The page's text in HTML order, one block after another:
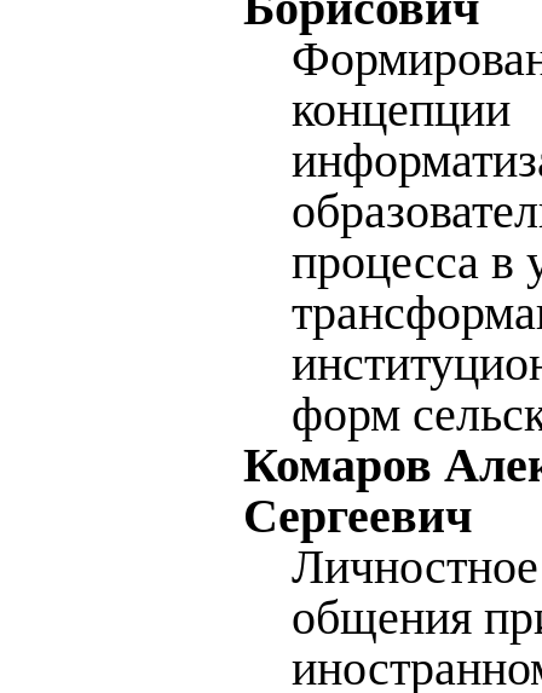
концепции
процесса в
форм
Комаров
Сергеевич
общения